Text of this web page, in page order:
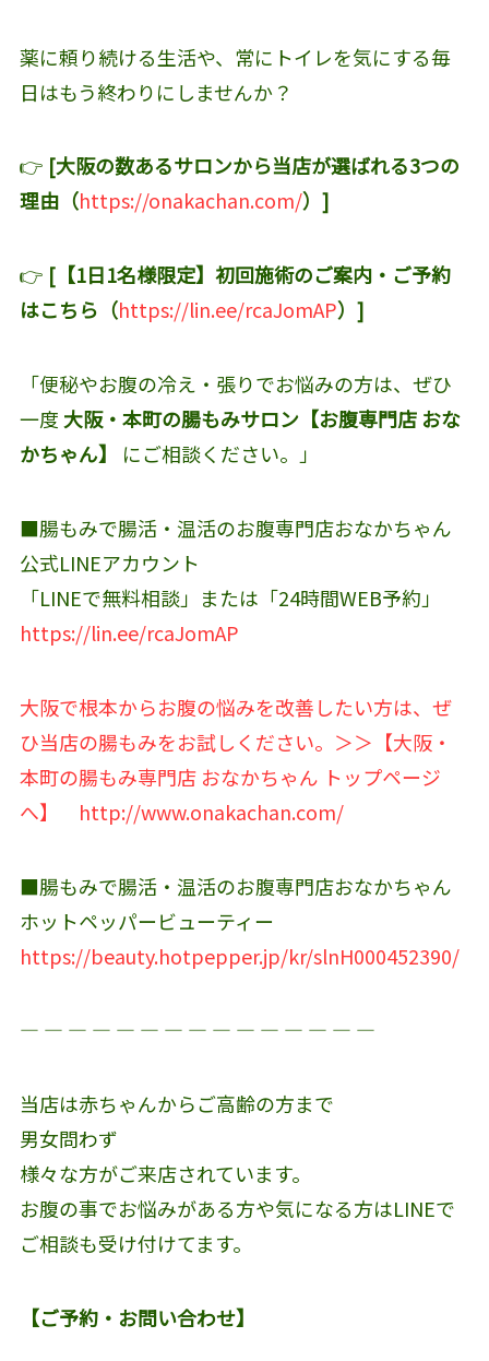
薬に頼り続ける生活や、常にトイレを気にする毎
日はもう終わりにしませんか？
👉 [大阪の数あるサロンから当店が選ばれる3つの
理由（https://onakachan.com/）]
👉 [【1日1名様限定】初回施術のご案内・ご予約
はこちら（https://lin.ee/rcaJomAP）]
「便秘やお腹の冷え・張りでお悩みの方は、ぜひ
一度 大阪・本町の腸もみサロン【お腹専門店 おな
かちゃん】
にご相談ください。」
■腸もみで腸活・温活のお腹専門店おなかちゃん
公式LINEアカウント‬
「LINEで無料相談」または「24時間WEB予約」
https://lin.ee/rcaJomAP
大阪で根本からお腹の悩みを改善したい方は、ぜ
ひ当店の腸もみをお試しください。＞＞【大阪・
本町の腸もみ専門店 おなかちゃん トップページ
へ】
http://www.onakachan.com/
■腸もみで腸活・温活のお腹専門店おなかちゃん
ホットペッパービューティー
https://beauty.hotpepper.jp/kr/slnH000452390/
― ― ― ― ― ― ― ― ― ― ― ― ― ― ―
当店は赤ちゃんからご高齢の方まで
男女問わず
様々な方がご来店されています。
お腹の事でお悩みがある方や気になる方はLINEで
ご相談も受け付けてます。
【ご予約・お問い合わせ】